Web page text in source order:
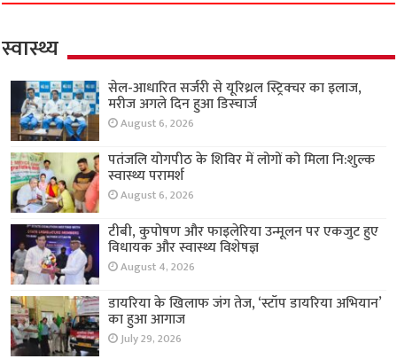
स्वास्थ्य
सेल-आधारित सर्जरी से यूरिथ्रल स्ट्रिक्चर का इलाज,
मरीज अगले दिन हुआ डिस्चार्ज
August 6, 2026
पतंजलि योगपीठ के शिविर में लोगों को मिला नि:शुल्क
स्वास्थ्य परामर्श
August 6, 2026
टीबी, कुपोषण और फाइलेरिया उन्मूलन पर एकजुट हुए
विधायक और स्वास्थ्य विशेषज्ञ
August 4, 2026
डायरिया के खिलाफ जंग तेज, ‘स्टॉप डायरिया अभियान’
का हुआ आगाज
July 29, 2026